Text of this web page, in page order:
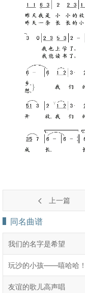
上一篇
同名曲谱
我们的名字是希望
玩沙的小孩――嘻哈哈！
友谊的歌儿高声唱